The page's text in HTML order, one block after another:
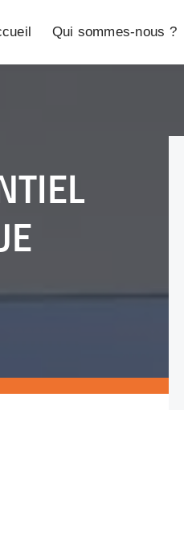
Qui sommes-nous ?